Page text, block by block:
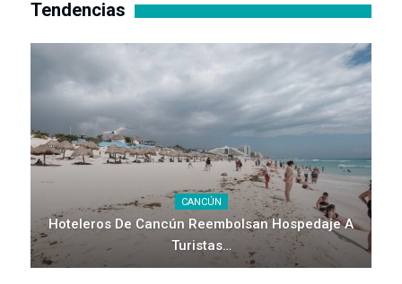
Tendencias
CANCÚN
Hoteleros De Cancún Reembolsan Hospedaje A
Turistas…